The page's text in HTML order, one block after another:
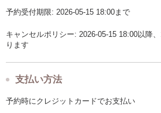
予約受付期限: 2026-05-15 18:00まで
キャンセルポリシー: 2026-05-15 18:00以降
ります
支払い方法
予約時にクレジットカードでお支払い